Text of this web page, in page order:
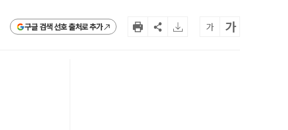
구글 검색 선호 출처로 추가 가 가